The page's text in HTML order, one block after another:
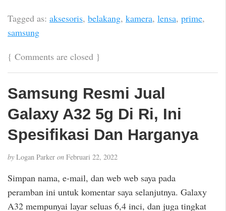
Tagged as: aksesoris, belakang, kamera, lensa, prime,
samsung
{ Comments are closed }
Samsung Resmi Jual
Galaxy A32 5g Di Ri, Ini
Spesifikasi Dan Harganya
by Logan Parker on Februari 22, 2022
Simpan nama, e-mail, dan web web saya pada
peramban ini untuk komentar saya selanjutnya. Galaxy
A32 mempunyai layar seluas 6,4 inci, dan juga tingkat